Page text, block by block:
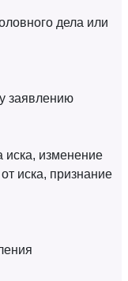
дела или
заявлению
иска, изменение
иска, признание